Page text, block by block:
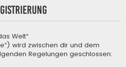
Welt“
wird zwischen dir und dem
Regelungen geschlossen: